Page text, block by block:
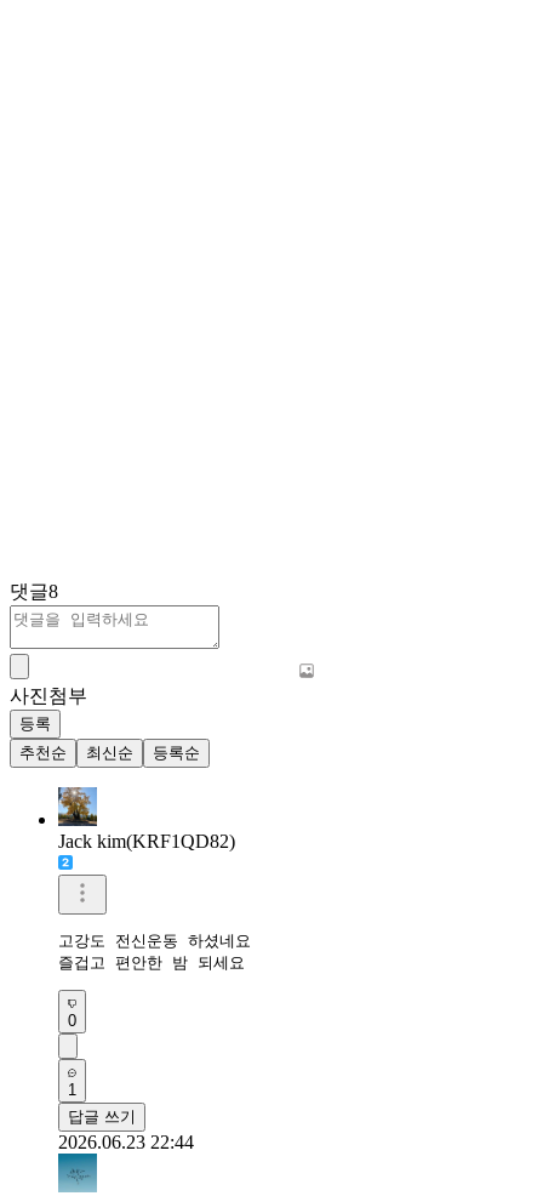
댓글8
사진첨부
등록
추천순
최신순 등록순
Jack kim(KRF1QD82)
고강도 전신운동 하셨네요
즐겁고 편안한 밤 되세요
0
1
답글 쓰기
2026.06.23 22:44